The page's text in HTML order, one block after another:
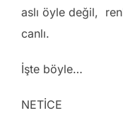
aslı öyle değil,
canlı.
İşte böyle…
NETİCE